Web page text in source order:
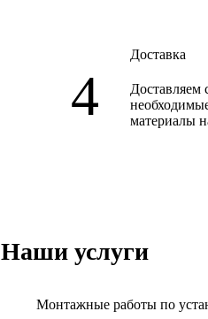
Доставка
Доставляем
материалы
Наши услуги
Монтажные работы по